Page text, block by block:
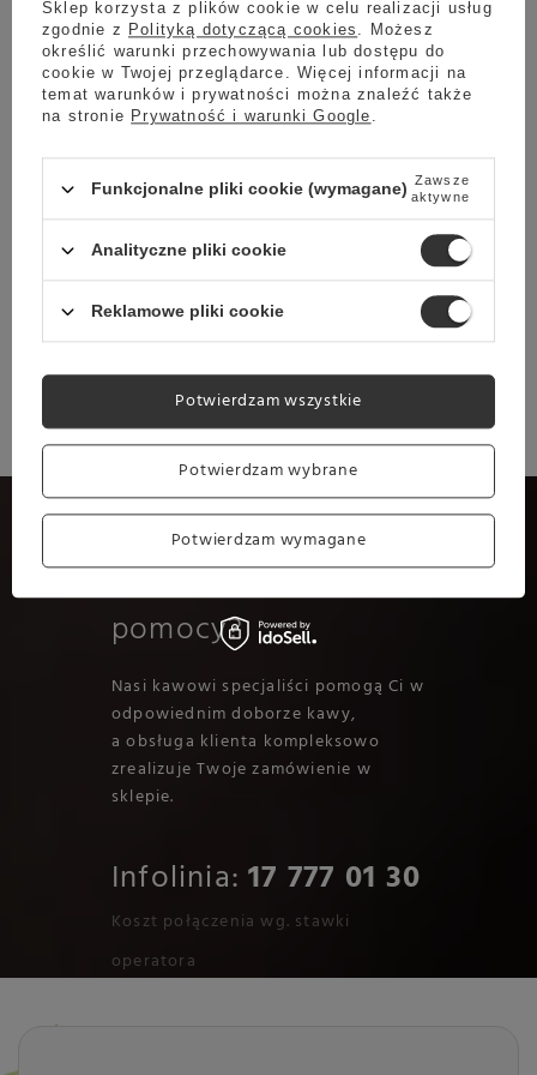
AROMATYCZNE ESPRESSO NA
PORANNE POBUDZENIE
LaCava Super Tuscan to wysokiej jakości blend arabik
typu specialty, który świetnie sprawdzi się w
ekspresach
ciśnieniowych oraz w kawiarkach. Przygotuj wyraziste
Kawa sprawdzi się również w
przygotowaniu innych specjałów
kawowych
Potrzebujesz
pomocy?
Nasi kawowi specjaliści pomogą Ci w
odpowiednim doborze kawy,
a obsługa klienta kompleksowo
zrealizuje Twoje zamówienie w
sklepie.
Infolinia:17 777 01 30
Koszt połączenia wg. stawki
operatora
Sklep korzysta z plików cookie w celu realizacji usług
zgodnie z Polityką dotyczącą cookies . Możesz
określić warunki przechowywania lub dostępu do
cookie w Twojej przeglądarce. Więcej informacji na
temat warunków i prywatności można znaleźć także
na stronie Prywatność i warunki Google .
Funkcjonalne pliki cookie (wymagane) Zawsze
aktywne
Analityczne pliki cookie
Reklamowe pliki cookie
Potwierdzam wybrane
Potwierdzam wymagane
Potwierdzam wszystkie